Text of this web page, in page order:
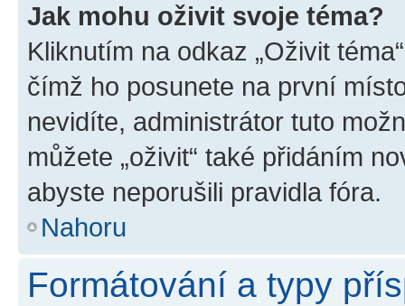
Jak mohu oživit svoje téma?
Kliknutím na odkaz „Oživit
čímž ho posunete na první
nevidíte, administrátor tuto
můžete „oživit“ také přidáním
abyste neporušili pravidla fóra.
Nahoru
Formátování a typy